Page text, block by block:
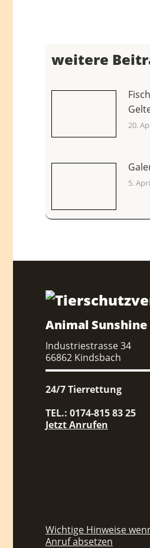
weitere
20.
5.
Animal Sunshine
Industriestrasse 34
66862 Kindsbach
24/7 Tierrettung
TEL.: 0174-815 83 25
Jetzt Anrufen
Wichtige Hinweise
Anruf absetzen